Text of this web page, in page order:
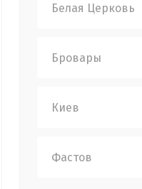
Белая Церковь
Бровары
Киев
Фастов